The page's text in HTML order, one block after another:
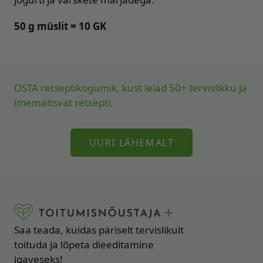
50 g müslit = 10 GK
OSTA retseptikogumik, kust leiad 50+ tervislikku ja
imemaitsvat retsepti.
UURI LÄHEMALT
Saa teada, kuidas päriselt tervislikult
toituda ja lõpeta dieeditamine
igaveseks!